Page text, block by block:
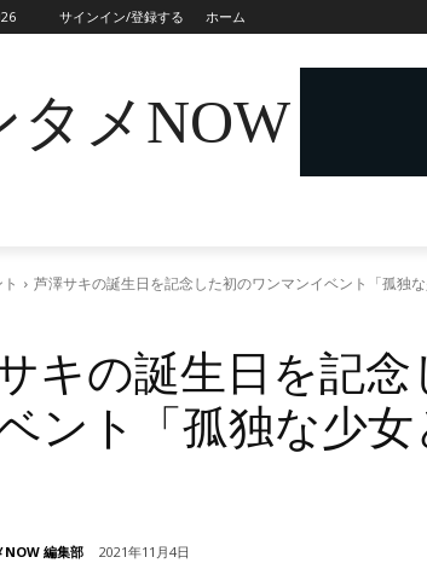
サインイン/登録する ホーム
タメNOW
芦澤サキの誕生日を記念した初のワンマンイベント「孤独
キの誕生日を記
ント「孤独な少
NOW 編集部 2021年11月4日